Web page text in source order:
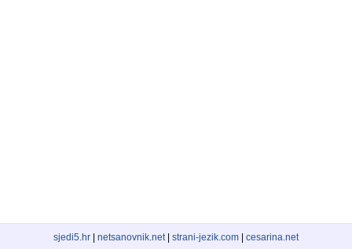
sjedi5.hr netsanovnik.net| strani-jezik.com cesarina.net